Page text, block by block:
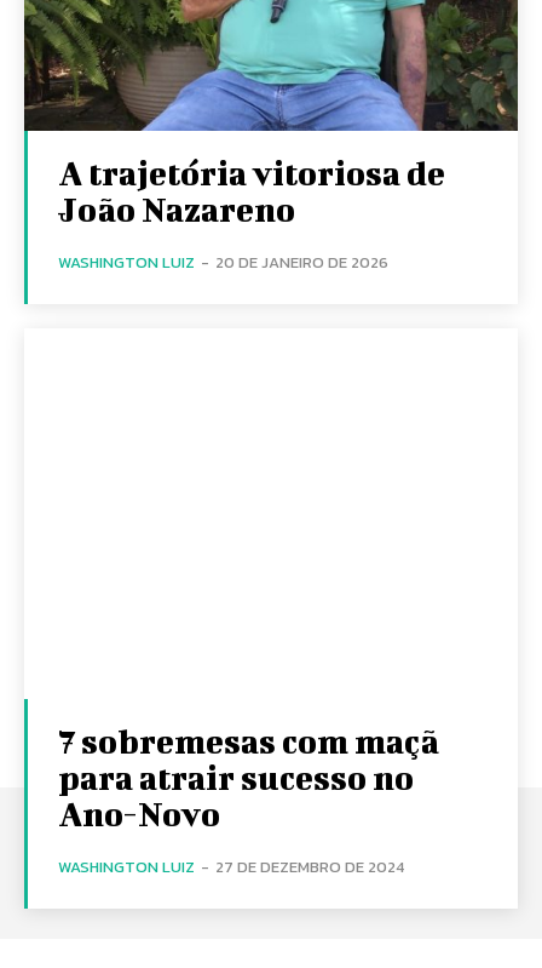
A trajetória vitoriosa de
João Nazareno
WASHINGTON LUIZ - 20 DE JANEIRO DE 2026
7 sobremesas com maçã
para atrair sucesso no
Ano-Novo
WASHINGTON LUIZ - 27 DE DEZEMBRO DE 2024